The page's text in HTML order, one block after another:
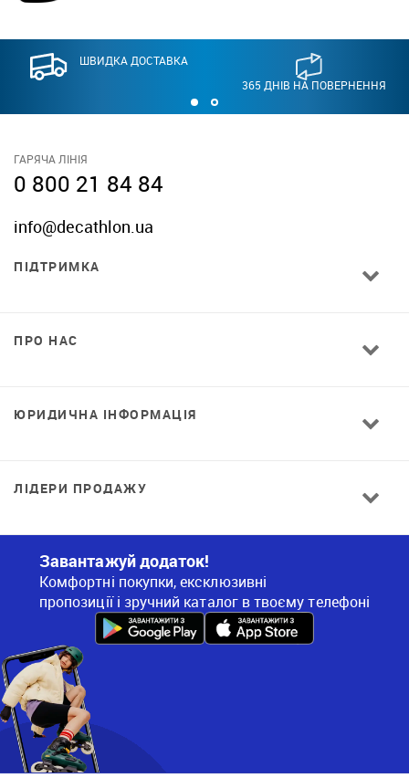
ШВИДКА ДОСТАВКА
365 ДНІВ НА ПОВЕРНЕННЯ
ГАРЯЧА ЛІНІЯ
0 800 21 84 84
info@decathlon.ua
ПІДТРИМКА
ПРО НАС
ЮРИДИЧНА ІНФОРМАЦІЯ
ЛІДЕРИ ПРОДАЖУ
Завантажуй додаток!
Комфортні покупки, ексклюзивні
пропозиції і зручний каталог в твоєму телефоні